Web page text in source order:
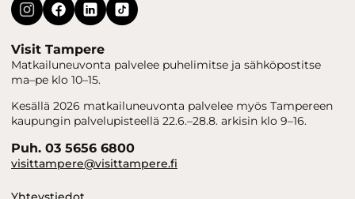
Visit Tampere
Matkailuneuvonta palvelee puhelimitse ja sähköpostitse
ma–pe klo 10–15.
Kesällä 2026 matkailuneuvonta palvelee myös Tampereen
kaupungin palvelupisteellä 22.6.–28.8. arkisin klo 9–16.
Puh. 03 5656 6800
visittampere@visittampere.fi